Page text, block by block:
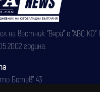
на вестник "Вяра" е "АВС КО"
година.
Ботев" 43